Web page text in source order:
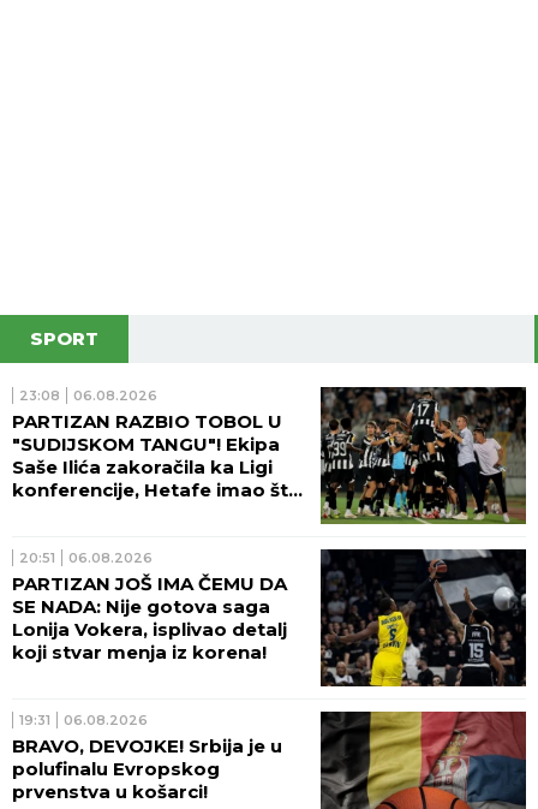
SPORT
23:08 06.08.2026
PARTIZAN RAZBIO TOBOL U
"SUDIJSKOM TANGU"! Ekipa
Saše Ilića zakoračila ka Ligi
konferencije, Hetafe imao šta
20:51 06.08.2026
PARTIZAN JOŠ IMA ČEMU DA
SE NADA: Nije gotova saga
Lonija Vokera, isplivao detalj
koji stvar menja iz korena!
19:31 06.08.2026
BRAVO, DEVOJKE! Srbija je u
polufinalu Evropskog
prvenstva u košarci!